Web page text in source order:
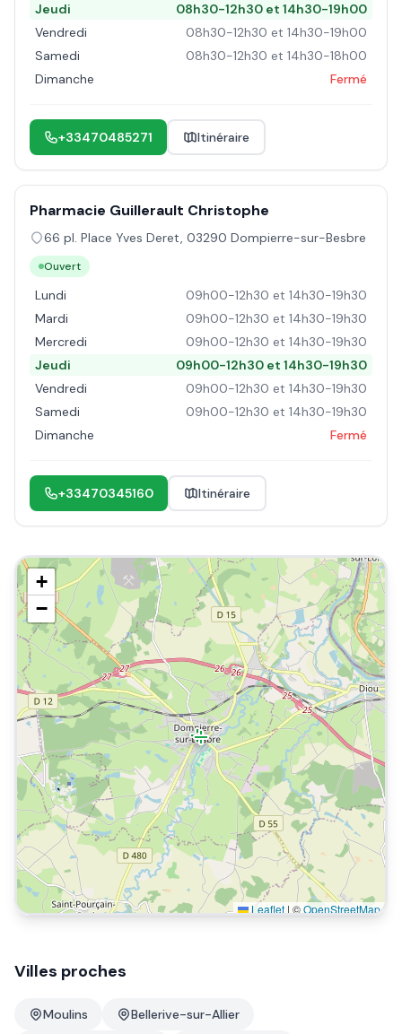
Jeudi
08h30-12h30 et 14h30-19h00
Vendredi
08h30-12h30 et 14h30-19h00
Samedi
08h30-12h30 et 14h30-18h00
Dimanche
Fermé
+33470485271 Itinéraire
Pharmacie Guillerault Christophe
66 pl. Place Yves Deret, 03290 Dompierre-sur-Besbre
Ouvert
Lundi
09h00-12h30 et 14h30-19h30
Mardi
09h00-12h30 et 14h30-19h30
Mercredi
09h00-12h30 et 14h30-19h30
Jeudi
09h00-12h30 et 14h30-19h30
Vendredi
09h00-12h30 et 14h30-19h30
Samedi
09h00-12h30 et 14h30-19h30
Dimanche
Fermé
+33470345160 Itinéraire
+
−
Leaflet | ©OpenStreetMap
Villes proches
Moulins Bellerive-sur-Allier